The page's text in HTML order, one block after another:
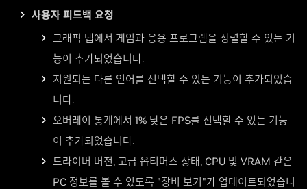
사용자 피드백 요청
그래픽 탭에서 게임과 응용 프로그램을 정렬할 수 있는 기
능이 추가되었습니다.
지원되는 다른 언어를 선택할 수 있는 기능이 추가되었습
니다.
오버레이 통계에서 1% 낮은 FPS를 선택할 수 있는 기능
이 추가되었습니다.
드라이버 버전, 고급 옵티머스 상태, CPU 및 VRAM 같은
PC 정보를 볼 수 있도록 "장비 보기"가 업데이트되었습니